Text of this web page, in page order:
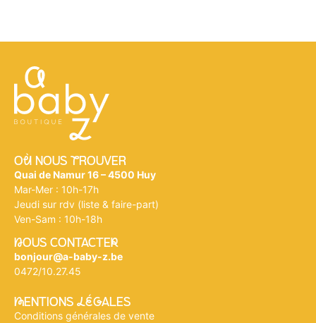
Où NOUS tROUVER
Quai de Namur 16 – 4500 Huy
Mar-Mer : 10h-17h
Jeudi sur rdv (liste & faire-part)
Ven-Sam : 10h-18h
nOUS CONTACTEr
bonjour@a-baby-z.be
0472/10.27.45
mENTIONS légALES
Conditions générales de vente